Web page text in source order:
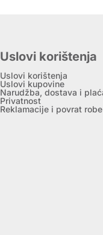
Uslovi korištenja
Uslovi korištenja
Uslovi kupovine
Narudžba, dostava i
Privatnost
Reklamacije i povrat robe